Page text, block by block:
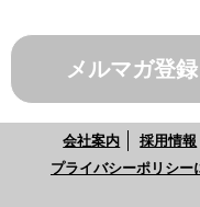
メルマガ登録
会社案内 採用情報
プライバシーポリシー